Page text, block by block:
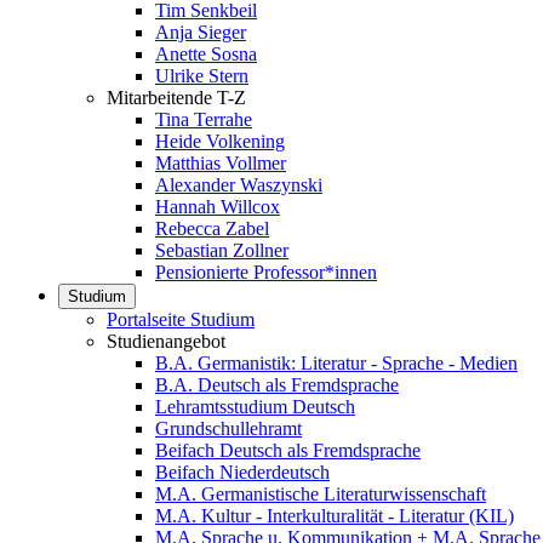
Tim Senkbeil
Anja Sieger
Anette Sosna
Ulrike Stern
Mitarbeitende T-Z
Tina Terrahe
Heide Volkening
Matthias Vollmer
Alexander Waszynski
Hannah Willcox
Rebecca Zabel
Sebastian Zollner
Pensionierte Professor*innen
Studium
Portalseite Studium
Studienangebot
B.A. Germanistik: Literatur - Sprache - Medien
B.A. Deutsch als Fremdsprache
Lehramtsstudium Deutsch
Grundschullehramt
Beifach Deutsch als Fremdsprache
Beifach Niederdeutsch
M.A. Germanistische Literaturwissenschaft
M.A. Kultur - Interkulturalität - Literatur (KIL)
M.A. Sprache u. Kommunikation + M.A.